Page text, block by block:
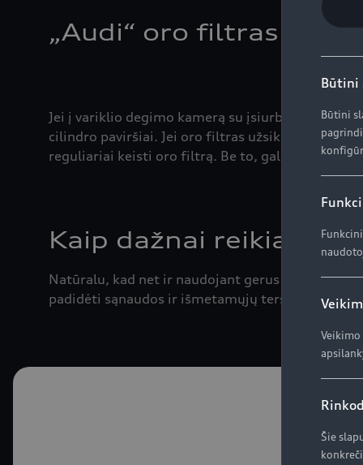
„Audi“ oro filtras
Jei į variklio degimo kamerą su įsiurbiamu oru
cilindro paviršiai. Jei oro filtras užsikimšęs, dėl
reguliariai keisti oro filtrą. Be to, galia ir
Kaip dažnai reikia
Natūralu, kad net ir naudojant gerus filtrus,
padidėti sąnaudos ir išmetamųjų teršalų kiekis.
Būtini
Būtini
Šie